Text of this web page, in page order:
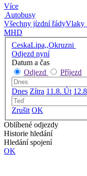
Více
Autobusy
Všechny jízdní řádyVlaky
MHD
CeskaLipa,,Okruzni
Odjezd nyní
Datum a čas
Odjezd
Příjezd
Dnes Zítra 11.8. Út
Zrušit OK
Oblíbené odjezdy
Historie hledání
Hledání spojení
OK